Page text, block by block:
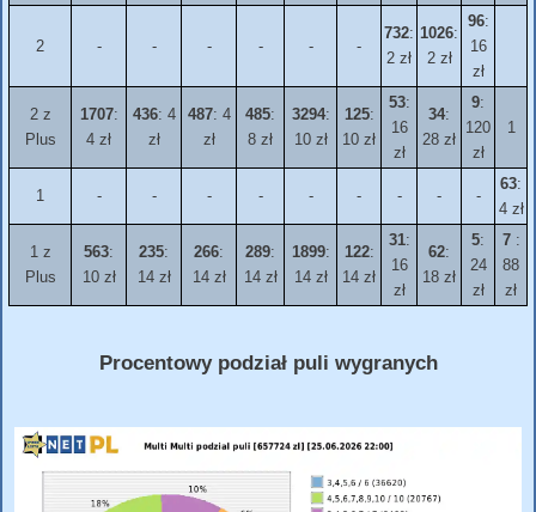
2 - - - - - -
732:
2 zł
1026:
2 zł
96:
16
zł
2 z
Plus
1707:
4 zł
436: 4
zł
487: 4
zł
485:
8 zł
3294:
10 zł
125:
10 zł
53:
16
zł
34:
28 zł
9:
120
zł
1
1 - - - - - - - - -
63:
4 zł
1 z
Plus
563:
10 zł
235:
14 zł
266:
14 zł
289:
14 zł
1899:
14 zł
122:
14 zł
31:
16
zł
62:
18 zł
5:
24
zł
7 :
88
zł
Procentowy podział puli wygranych